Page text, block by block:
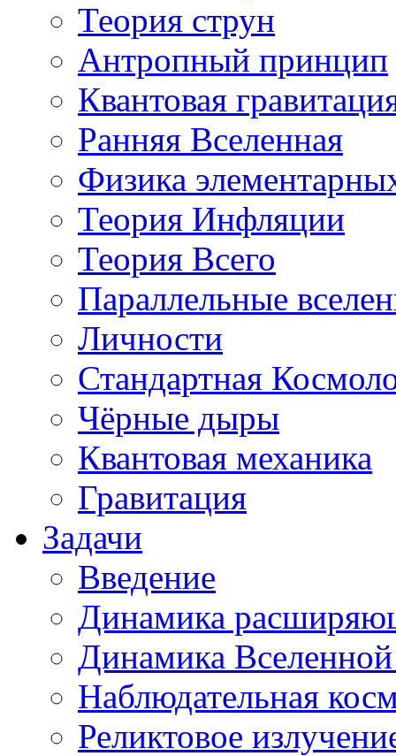
Теория струн
Антропный принцип
Квантовая
Ранняя Вселенная
Физика
Теория Инфляции
Теория Всего
Параллельные
Личности
Стандартная
Чёрные дыры
Квантовая механика
Гравитация
Задачи
Введение
Динамика
Динамика
Наблюдательная
Реликтовое